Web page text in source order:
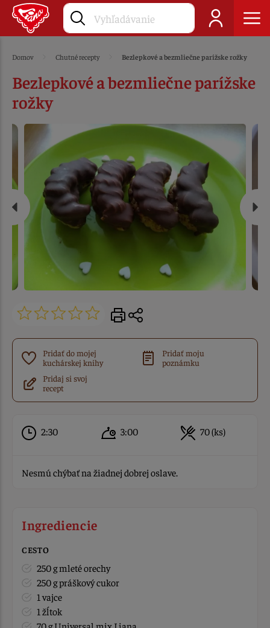
Domov Chutné recepty Bezlepkové a bezmliečne parížske rožky
Bezlepkové a bezmliečne parížske
rožky
Pridať do mojej
kuchárskej knihy
Pridať moju
poznámku
Pridaj si svoj
recept
2:30 3:00 70 (ks)
Nesmú chýbať na žiadnej dobrej oslave.
Ingrediencie
CESTO
250 g mleté orechy
250 g práškový cukor
1 vajce
1 žĺtok